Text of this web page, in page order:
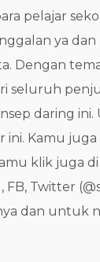
pelajar
ya
Dengan
seluruh
daring ini.
Kamu
klik juga
Twitter
dan untuk